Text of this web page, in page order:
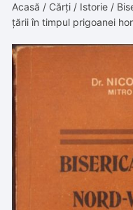
Acasă / Cărți / Istorie /
țării în timpul prigoanei